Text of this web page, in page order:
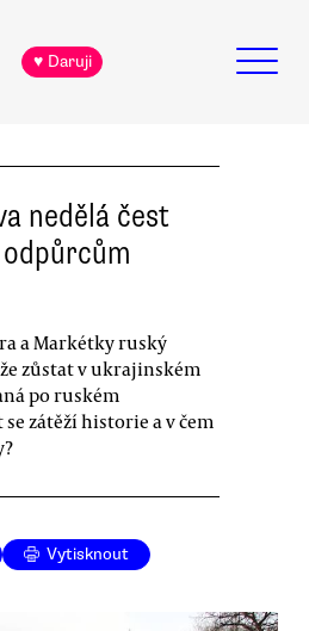
♥ Daruji
nedělá čest
a Markétky ruský
zůstat v ukrajinském
po ruském
zátěží historie a v čem
Vytisknout